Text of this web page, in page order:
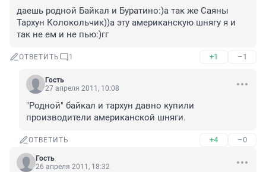
даешь родной Байкал и Буратино:)а так же Саяны
Тархун Колокольчик))а эту американскую шнягу я и
так не ем и не пью:)гг
ОТВЕТИТЬ 1 +1 –1
Гость
27 апреля 2011, 10:08
"Родной" байкал и тархун давно купили
производители американской шняги.
ОТВЕТИТЬ +4 –0
Гость
26 апреля 2011, 18:32